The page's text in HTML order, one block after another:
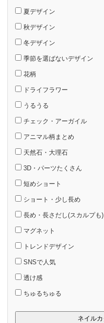
夏デザイン
秋デザイン
冬デザイン
季節を選ばないデザイン
花柄
ドライフラワー
うるうる
チェック・アーガイル
アニマル柄まとめ
天然石・大理石
3D・パーツたくさん
短めショート
ショート・少し長め
長め・長さだし(スカルプも)
マグネット
トレンドデザイン
SNSで人気
透け感
ちゅるちゅる